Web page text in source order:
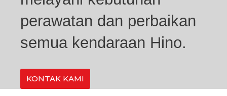
perawatan dan perbaikan
semua kendaraan Hino.
KONTAK KAMI